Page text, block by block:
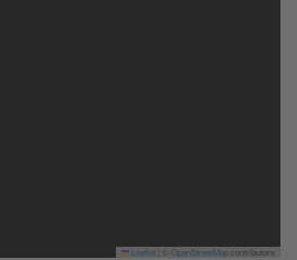
Leaflet OpenStreetMapcontributors